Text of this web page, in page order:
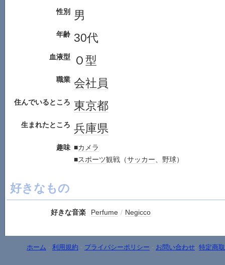
性別 男
年齢 30代
血液型 Ｏ型
職業 会社員
住んでいるところ 東京都
生まれたところ 兵庫県
趣味 ■カメラ
■スポーツ観戦（サッカー、 野球）
好きなもの
好きな音楽 Perfume / Negicco
ホーム - 利用規約 - プライバシーポリシー - お問い合わせ- 特定商